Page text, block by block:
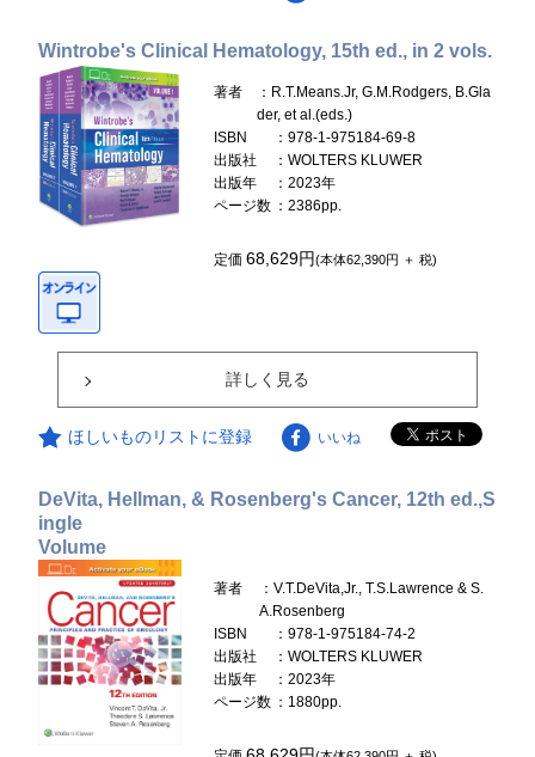
Wintrobe's Clinical Hematology, 15th ed., in 2 vols.
著者
：R.T.Means.Jr, G.M.Rodgers, B.Gla
der, et al.(eds.)
ISBN
：978-1-975184-69-8
出版社
：WOLTERS KLUWER
出版年
：2023年
ページ数 ：2386pp.
定価68,629円(本体62,390円 ＋ 税)
詳しく見る
ほしいものリストに登録 いいね
DeVita, Hellman, & Rosenberg's Cancer, 12th ed.,S
ingle
Volume
著者
：V.T.DeVita,Jr., T.S.Lawrence & S.
A.Rosenberg
ISBN
：978-1-975184-74-2
出版社
：WOLTERS KLUWER
出版年
：2023年
ページ数 ：1880pp.